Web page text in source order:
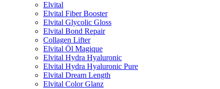
Elvital
Elvital Fiber Booster
Elvital Glycolic Gloss
Elvital Bond Repair
Collagen Lifter
Elvital Öl Magique
Elvital Hydra Hyaluronic
Elvital Hydra Hyaluronic Pure
Elvital Dream Length
Elvital Color Glanz